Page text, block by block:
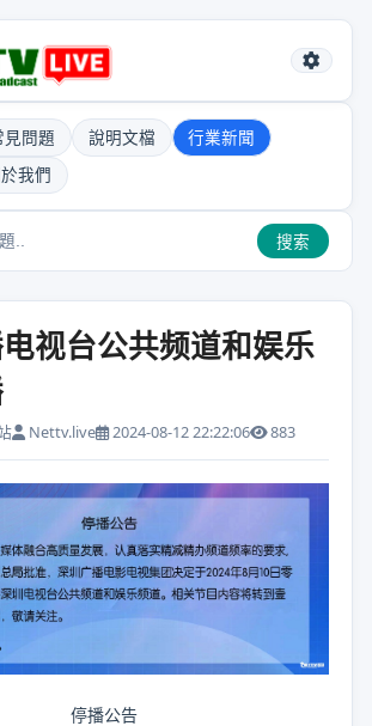
見問題 說明文檔
行業新聞
我們
搜索
视台公共频道和娱乐
Nettv.live 2024-08-12 22:22:06 883
停播公告